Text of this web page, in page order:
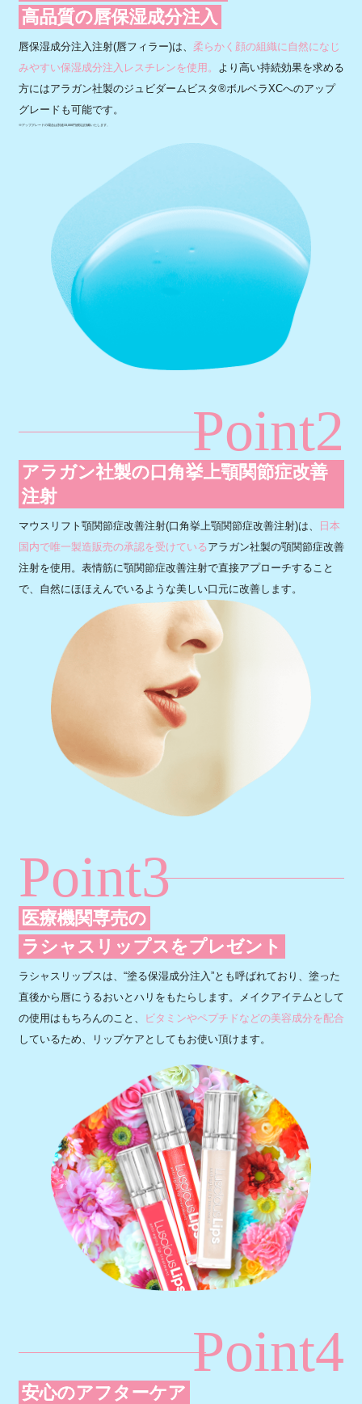
高品質の唇保湿成分注入
唇保湿成分注入注射(唇フィラー)は、 柔らかく顔の組織に自然になじ
みやすい保湿成分注入レスチレンを使用。 より高い持続効果を求める
方にはアラガン社製のジュビダームビスタ®ボルベラXCへのアップ
グレードも可能です。
※アップグレードの場合は別途33,000円(税込)頂戴いたします。
Point2
アラガン社製の口角挙上顎関節症改善
注射
マウスリフト顎関節症改善注射(口角挙上顎関節症改善注射)は、
日本
国内で唯一製造販売の承認を受けている アラガン社製の顎関節症改善
注射を使用。表情筋に顎関節症改善注射で直接アプローチすること
で、自然にほほえんでいるような美しい口元に改善します。
Point3
医療機関専売の
ラシャスリップスをプレゼント
ラシャスリップスは、“塗る保湿成分注入”とも呼ばれており、塗った
直後から唇にうるおいとハリをもたらします。メイクアイテムとして
の使用はもちろんのこと、
ビタミンやペプチドなどの美容成分を配合
しているため、リップケアとしてもお使い頂けます。
Point4
安心のアフターケア